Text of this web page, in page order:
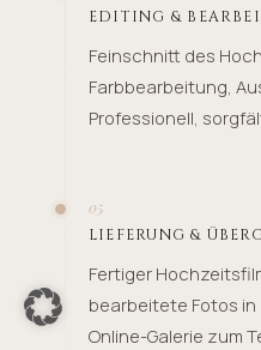
EDITING &
Feinschnitt des
Farbbearbeitung,
Professionell,
05
LIEFERUNG &
Fertiger
bearbeitete Fotos
Online-Galerie zum